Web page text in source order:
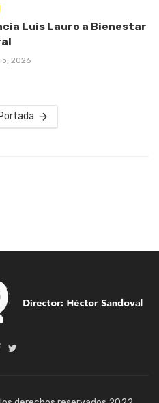
Luis Lauro a Bienestar
2026